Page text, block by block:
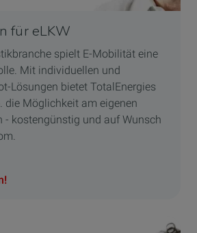
für eLKW
spielt E-Mobilität eine
Mit individuellen und
Lösungen bietet TotalEnergies
die Möglichkeit am eigenen
- kostengünstig und auf Wunsch